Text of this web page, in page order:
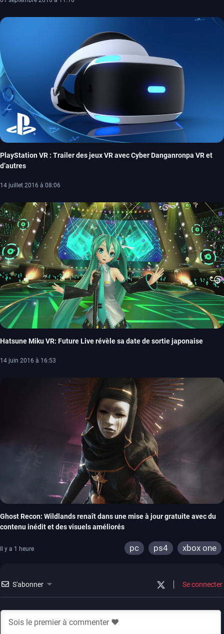
PlayStation VR : Trailer des jeux VR avec Cyber Danganronpa VR et
d’autres
14 juillet 2016 à 08:06
Hatsune Miku VR: Future Live révèle sa date de sortie japonaise
14 juin 2016 à 16:53
Ghost Recon: Wildlands renaît dans une mise à jour gratuite avec du
contenu inédit et des visuels améliorés
Il y a 1 heure pc ps4 xbox one
S'abonner Se connecter